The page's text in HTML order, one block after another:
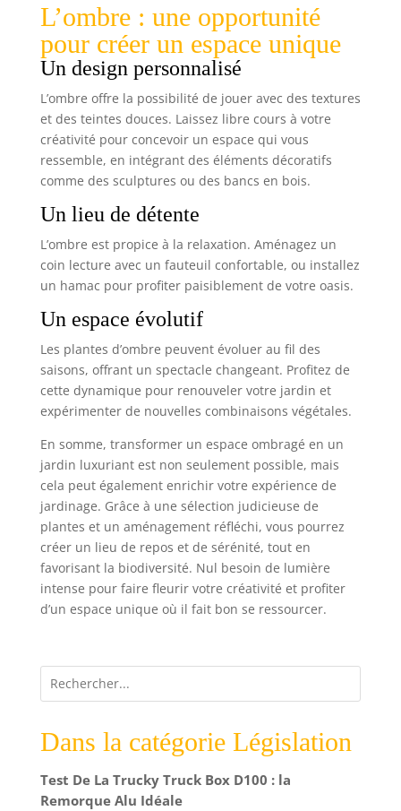
L’ombre : une opportunité
pour créer un espace unique
Un design personnalisé
L’ombre offre la possibilité de jouer avec des textures
et des teintes douces. Laissez libre cours à votre
créativité pour concevoir un espace qui vous
ressemble, en intégrant des éléments décoratifs
comme des sculptures ou des bancs en bois.
Un lieu de détente
L’ombre est propice à la relaxation. Aménagez un
coin lecture avec un fauteuil confortable, ou installez
un hamac pour profiter paisiblement de votre oasis.
Un espace évolutif
Les plantes d’ombre peuvent évoluer au fil des
saisons, offrant un spectacle changeant. Profitez de
cette dynamique pour renouveler votre jardin et
expérimenter de nouvelles combinaisons végétales.
En somme, transformer un espace ombragé en un
jardin luxuriant est non seulement possible, mais
cela peut également enrichir votre expérience de
jardinage. Grâce à une sélection judicieuse de
plantes et un aménagement réfléchi, vous pourrez
créer un lieu de repos et de sérénité, tout en
favorisant la biodiversité. Nul besoin de lumière
intense pour faire fleurir votre créativité et profiter
d’un espace unique où il fait bon se ressourcer.
Dans la catégorie Législation
Test De La Trucky Truck Box D100 : la
Remorque Alu Idéale